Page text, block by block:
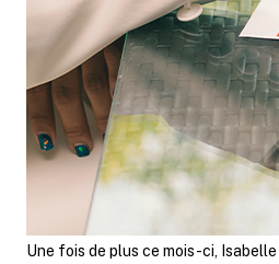
Une fois de plus ce mois-ci,